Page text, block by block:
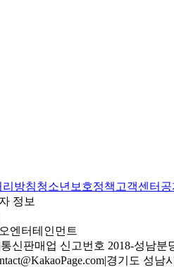
방침청소년보호정책 고객센터
정보
엔터테인먼트
통신판매업 신고번호 2018-성남분
|경기도 성남